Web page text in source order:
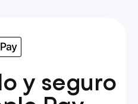
y seguro